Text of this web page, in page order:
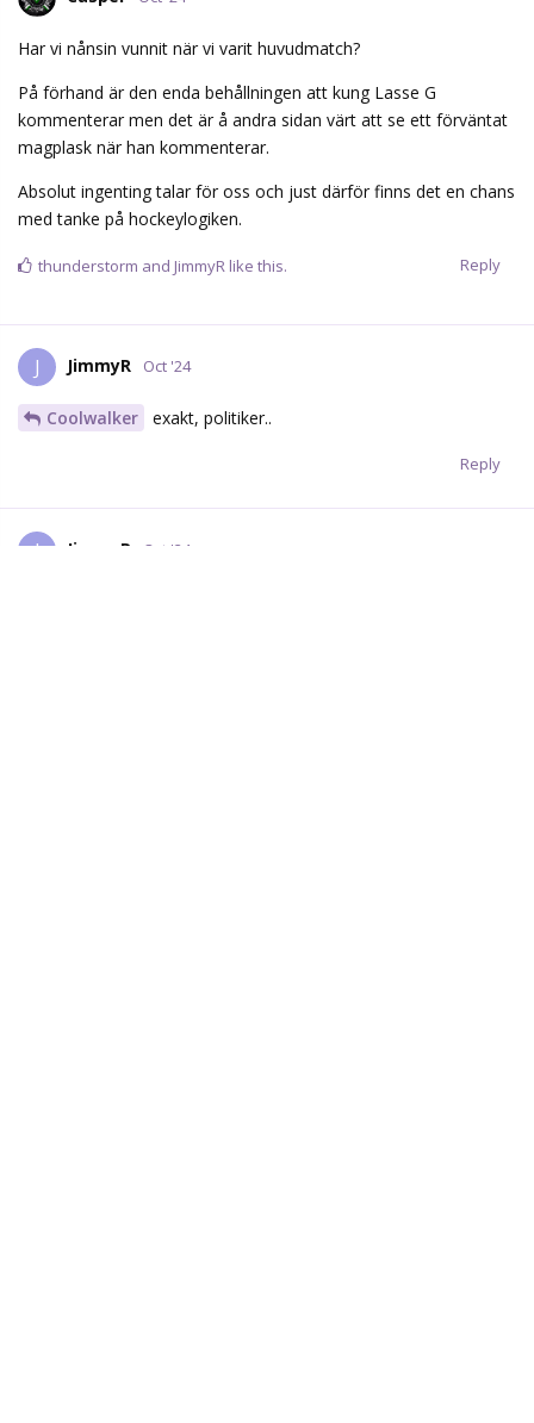
Har vi nånsin vunnit när vi varit huvudmatch?
På förhand är den enda behållningen att kung Lasse G
kommenterar men det är å andra sidan värt att se ett förväntat
magplask när han kommenterar.
Absolut ingenting talar för oss och just därför finns det en chans
med tanke på hockeylogiken.
Reply
thunderstorm and JimmyR like this.
J JimmyR Oct '24
Coolwalker exakt, politiker..
Reply
J JimmyR Oct '24